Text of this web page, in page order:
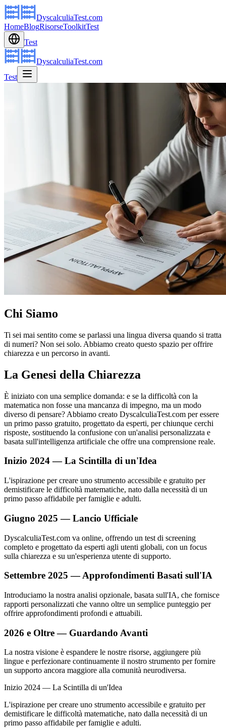
DyscalculiaTest.com
HomeBlogRisorseToolkitTest
Test
DyscalculiaTest.com
Test
Chi Siamo
Ti sei mai sentito come se parlassi una lingua diversa quando si tratta
di numeri? Non sei solo. Abbiamo creato questo spazio per offrire
chiarezza e un percorso in avanti.
La Genesi della Chiarezza
È iniziato con una semplice domanda: e se la difficoltà con la
matematica non fosse una mancanza di impegno, ma un modo
diverso di pensare? Abbiamo creato DyscalculiaTest.com per essere
un primo passo gratuito, progettato da esperti, per chiunque cerchi
risposte, sostituendo la confusione con un'analisi personalizzata e
basata sull'intelligenza artificiale che offre una comprensione reale.
Inizio 2024 — La Scintilla di un'Idea
L'ispirazione per creare uno strumento accessibile e gratuito per
demistificare le difficoltà matematiche, nato dalla necessità di un
primo passo affidabile per famiglie e adulti.
Giugno 2025 — Lancio Ufficiale
DyscalculiaTest.com va online, offrendo un test di screening
completo e progettato da esperti agli utenti globali, con un focus
sulla chiarezza e su un'esperienza utente di supporto.
Settembre 2025 — Approfondimenti Basati sull'IA
Introduciamo la nostra analisi opzionale, basata sull'IA, che fornisce
rapporti personalizzati che vanno oltre un semplice punteggio per
offrire approfondimenti profondi e attuabili.
2026 e Oltre — Guardando Avanti
La nostra visione è espandere le nostre risorse, aggiungere più
lingue e perfezionare continuamente il nostro strumento per fornire
un supporto ancora maggiore alla comunità neurodiversa.
Inizio 2024 — La Scintilla di un'Idea
L'ispirazione per creare uno strumento accessibile e gratuito per
demistificare le difficoltà matematiche, nato dalla necessità di un
primo passo affidabile per famiglie e adulti.